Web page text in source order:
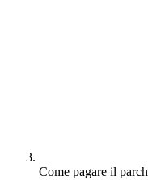
Come pagare il